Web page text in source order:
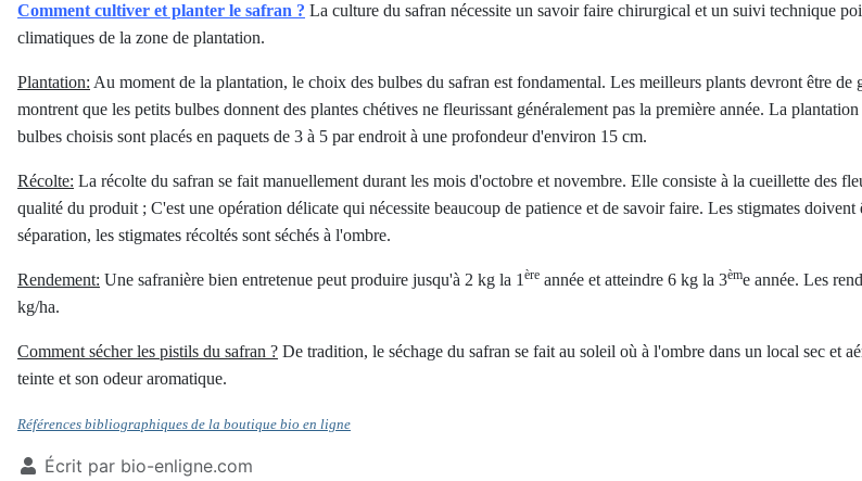
Comment cultiver et planter le safran ? La culture du safran nécessite un savoir faire chirurgical et un suivi technique
climatiques de la zone de plantation.
Plantation: Au moment de la plantation, le choix des bulbes du safran est fondamental. Les meilleurs plants devront être
montrent que les petits bulbes donnent des plantes chétives ne fleurissant généralement pas la première année. La
bulbes choisis sont placés en paquets de 3 à 5 par endroit à une profondeur d'environ 15 cm.
Récolte: La récolte du safran se fait manuellement durant les mois d'octobre et novembre. Elle consiste à la cueillette des
qualité du produit ; C'est une opération délicate qui nécessite beaucoup de patience et de savoir faire. Les stigmates
séparation, les stigmates récoltés sont séchés à l'ombre.
Rendement: Une safranière bien entretenue peut produire jusqu'à 2 kg la 1 ère année et atteindre 6 kg la 3ème année. Les
kg/ha.
Comment sécher les pistils du safran ? De tradition, le séchage du safran se fait au soleil où à l'ombre dans un local sec et
teinte et son odeur aromatique.
Références bibliographiques de la boutique bio en ligne
Écrit par bio-enligne.com